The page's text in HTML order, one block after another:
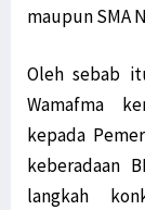
maupun SMA
Oleh sebab
Wamafma
kepada
keberadaan
langkah